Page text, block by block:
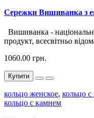
Сережки Вишиванка з
Вишиванка -
продукт, всесвітньо
1060.00 грн.
Купити
кольцо женское, кольцо
кольцо с камнем